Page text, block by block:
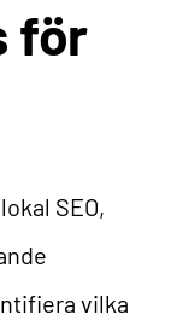
för
SEO,
vilka